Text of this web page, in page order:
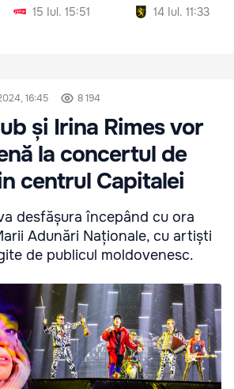
15 Iul. 15:51
14 Iul. 11:33
16:45 8 194
și Irina Rimes vor
la concertul de
centrul Capitalei
desfășura începând cu ora
Adunări Naționale, cu artiști
de publicul moldovenesc.